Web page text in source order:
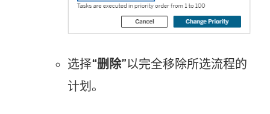
选择“删除”以完全移除所选流程的
计划。